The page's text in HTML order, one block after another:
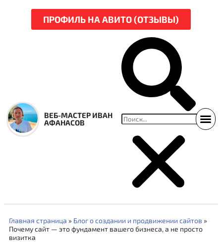
ПРОФИЛЬ НА АВИТО (ОТЗЫВЫ)
ВЕБ-МАСТЕР ИВАН
АФАНАСОВ
Главная страница » Блог о создании и продвижении сайтов »
Почему сайт — это фундамент вашего бизнеса, а не просто
визитка